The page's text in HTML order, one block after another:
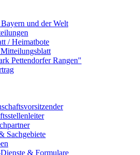
und der Welt
/ Heimatbote
Pettendorfer Rangen"
Sachgebiete
& Formulare